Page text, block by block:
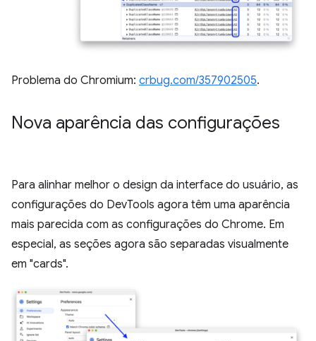
Problema do Chromium: crbug.com/357902505.
Nova aparência das configurações
Para alinhar melhor o design da interface do usuário, as
configurações do DevTools agora têm uma aparência
mais parecida com as configurações do Chrome. Em
especial, as seções agora são separadas visualmente
em "cards".